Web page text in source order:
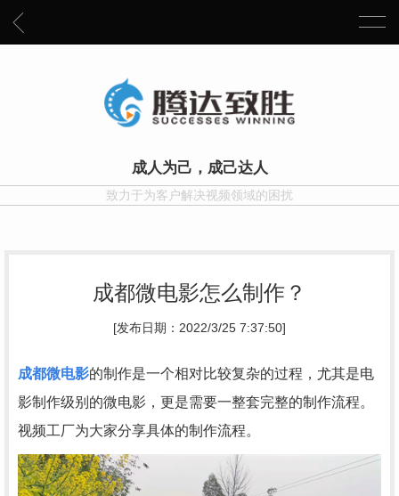
成人为己，成己达人
致力于为客户解决视频领域的困扰
成都微电影怎么制作？
[发布日期：2022/3/25 7:37:50]
成都微电影的制作是一个相对比较复杂的过程，尤其是电
影制作级别的微电影，更是需要一整套完整的制作流程。
视频工厂为大家分享具体的制作流程。